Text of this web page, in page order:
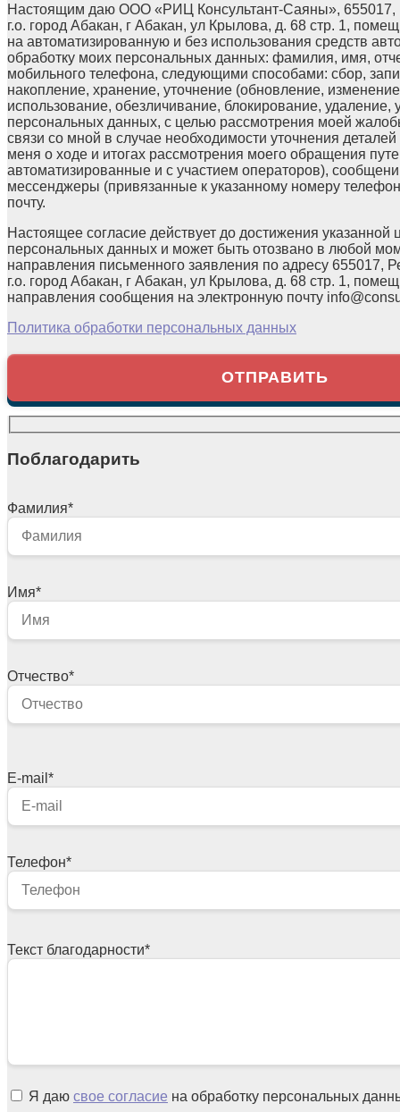
Настоящим даю ООО «РИЦ Консультант-Саяны», 655017,
г.о. город Абакан, г Абакан, ул Крылова, д. 68 стр. 1,
на автоматизированную и без использования средств
обработку моих персональных данных: фамилия, имя,
мобильного телефона, следующими способами: сбор,
накопление, хранение, уточнение (обновление,
использование, обезличивание, блокирование, удаление,
персональных данных, с целью рассмотрения моей
связи со мной в случае необходимости уточнения
меня о ходе и итогах рассмотрения моего обращения
автоматизированные и с участием операторов),
мессенджеры (привязанные к указанному номеру
почту.
Настоящее согласие действует до достижения указанной
персональных данных и может быть отозвано в любой
направления письменного заявления по адресу 655017,
г.о. город Абакан, г Абакан, ул Крылова, д. 68 стр. 1,
направления сообщения на электронную почту
Политика обработки персональных данных
Поблагодарить
Фамилия*
Имя*
Отчество*
E-mail *
Телефон*
Текст благодарности*
Я даю свое согласие на обработку персональных